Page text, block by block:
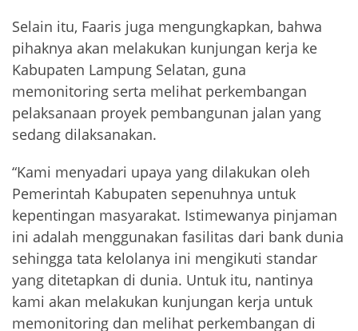
Selain itu, Faaris juga mengungkapkan, bahwa
pihaknya akan melakukan kunjungan kerja ke
Kabupaten Lampung Selatan, guna
memonitoring serta melihat perkembangan
pelaksanaan proyek pembangunan jalan yang
sedang dilaksanakan.
“Kami menyadari upaya yang dilakukan oleh
Pemerintah Kabupaten sepenuhnya untuk
kepentingan masyarakat. Istimewanya pinjaman
ini adalah menggunakan fasilitas dari bank dunia
sehingga tata kelolanya ini mengikuti standar
yang ditetapkan di dunia. Untuk itu, nantinya
kami akan melakukan kunjungan kerja untuk
memonitoring dan melihat perkembangan di